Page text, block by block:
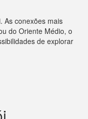
As conexões mais
do Oriente Médio, o
de explorar